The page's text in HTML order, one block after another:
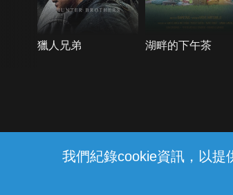
我們紀錄cookie資訊，以提
獵人兄弟 湖畔的下午茶